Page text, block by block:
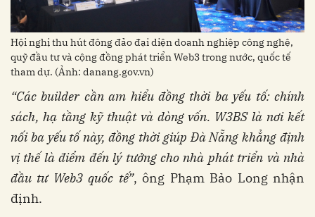
Hội nghị thu hút đông đảo đại diện doanh nghiệp công nghệ,
quỹ đầu tư và cộng đồng phát triển Web3 trong nước, quốc tế
tham dự. (Ảnh: danang.gov.vn)
“Các builder cầnam hiểu đồng thời ba yếu tố:chính
sách, hạ tầng kỹ thuật và dòng vốn. W3BSlà nơi kết
nối ba yếu tố này,đồng thời giúp Đà Nẵng khẳng định
vị thế là điểm đến lý tưởng cho nhà phát triển và nhà
đầu tưWeb3quốc tế”, ông Phạm Bảo Long nhận
định.